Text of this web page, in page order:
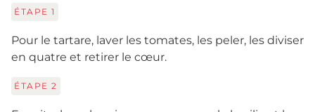
ÉTAPE 1
Pour le tartare, laver les tomates, les peler, les diviser
en quatre et retirer le cœur.
ÉTAPE 2